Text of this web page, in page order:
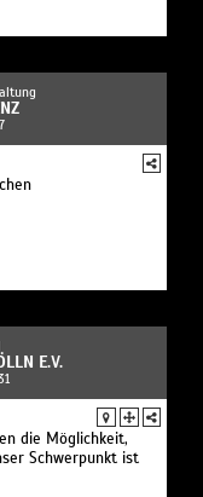
E.V.
die Möglichkeit,
Schwerpunkt ist